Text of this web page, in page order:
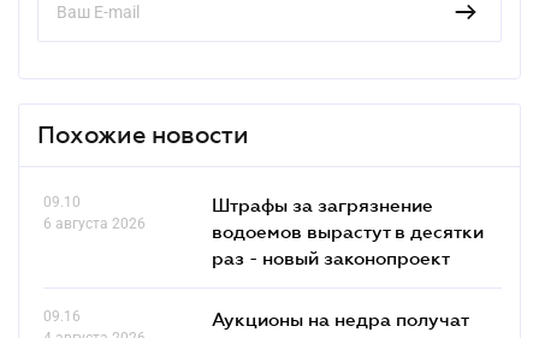
Похожие новости
09.10
6 августа 2026
Штрафы за загрязнение
водоемов вырастут в десятки
раз - новый законопроект
09.16
Аукционы на недра получат